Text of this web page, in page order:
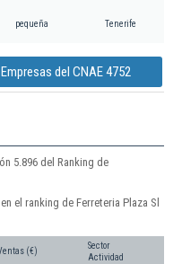
pequeña Tenerife
del CNAE 4752
5.896 del Ranking de
el ranking de Ferreteria Plaza Sl
(€)
Sector
Actividad